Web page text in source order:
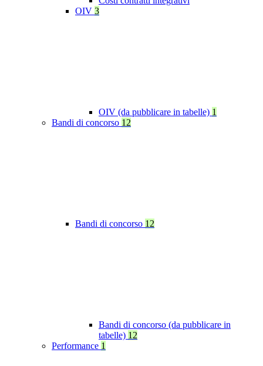
OIV 3
OIV (da pubblicare in tabelle) 1
Bandi di concorso 12
Bandi di concorso 12
Bandi di concorso (da pubblicare in
tabelle) 12
Performance 1